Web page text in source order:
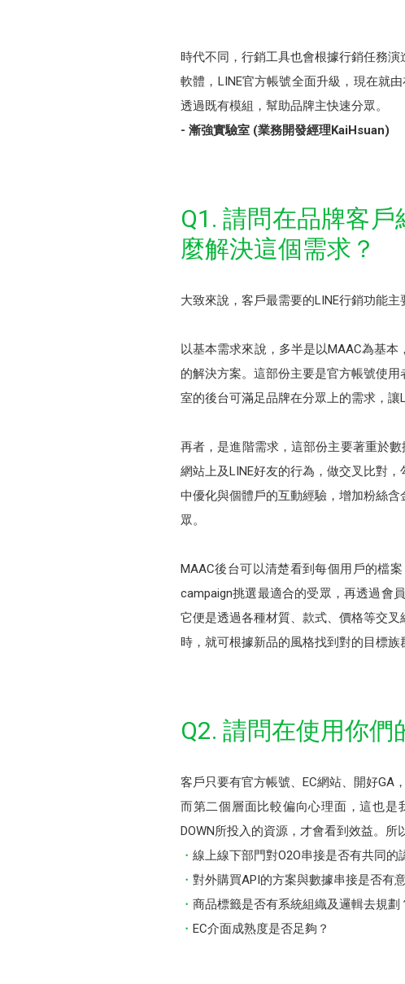
時代不同，行銷工具也會根據行銷任務
軟體，LINE官方帳號全面升級，現在就
透過既有模組，幫助品牌主快速分眾。
- 漸強實驗室 (業務開發經理KaiHsuan)
Q1. 請問在品牌客
麼解決這個需求？
大致來說，客戶最需要的LINE行銷功能
以基本需求來說，多半是以MAAC為基
的解決方案。這部份主要是官方帳號使
室的後台可滿足品牌在分眾上的需求，讓
再者，是進階需求，這部份主要著重於
網站上及LINE好友的行為，做交叉比對
中優化與個體戶的互動經驗，增加粉絲
眾。
MAAC後台可以清楚看到每個用戶的檔
campaign挑選最適合的受眾，再透過會
它便是透過各種材質、款式、價格等交
時，就可根據新品的風格找到對的目標
Q2. 請問在使用你
客戶只要有官方帳號、EC網站、開好GA
而第二個層面比較偏向心理面，這也是
DOWN所投入的資源，才會看到效益。
線上線下部門對O2O串接是否有共同的
對外購買API的方案與數據串接是否有
商品標籤是否有系統組織及邏輯去規劃
EC介面成熟度是否足夠？